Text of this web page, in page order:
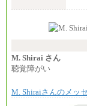
す。
い職
※上
M. Shirai さん
聴覚障がい
M. Shiraiさんのメッ